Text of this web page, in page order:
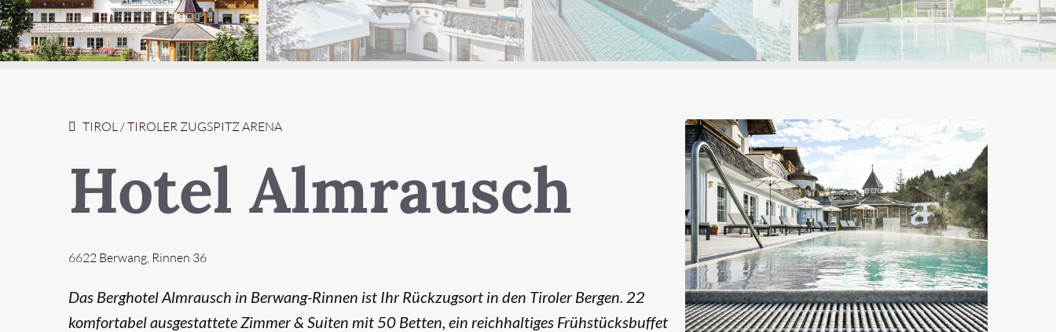
TIROL / TIROLER ZUGSPITZ ARENA
Hotel Almrausch
6622 Berwang, Rinnen 36
Das Berghotel Almrausch in Berwang-Rinnen ist Ihr Rückzugsort in den Tiroler Bergen. 22
komfortabel ausgestattete Zimmer & Suiten mit 50 Betten, ein reichhaltiges Frühstücksbuffet